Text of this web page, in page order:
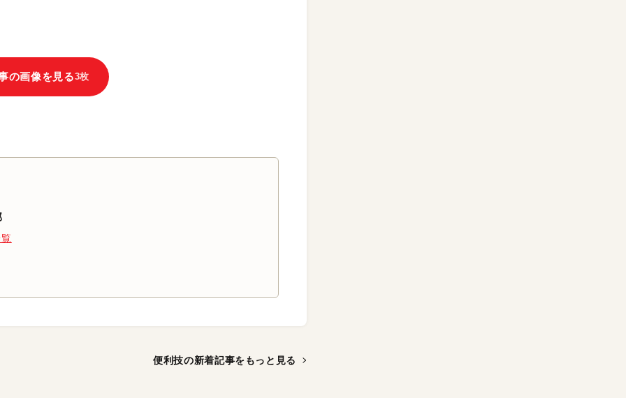
の画像を見る3枚
便利技の新着記事をもっと見る